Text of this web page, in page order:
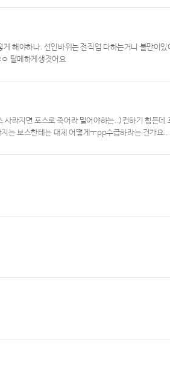
해야하나. 선인바위는 전직업 다하는거니 불만이있
탈메하게생겻어요
라지면 포스로 죽어라 밀어야하는..)컨하기 힘든데
는 보스한테는 대체 어떻게ㅜpp수급하라는 건가요..